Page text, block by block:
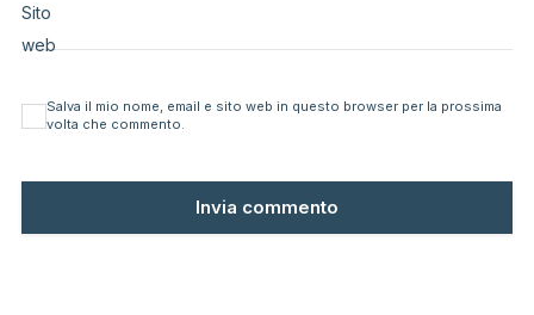
Sito
web
Salva il mio nome, email e sito web in questo browser per la prossima
volta che commento.